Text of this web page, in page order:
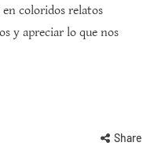
coloridos relatos
y apreciar lo que nos
Share